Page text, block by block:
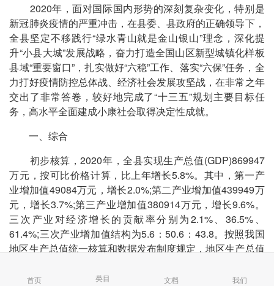
2020年，面对国际国内形势的深刻复杂变化，特别是
新冠肺炎疫情的严重冲击，在县委、县政府的正确领导下，
全县坚定不移践行“绿水青山就是金山银山”理念，深化提
升“小县大城”发展战略，奋力打造全国山区新型城镇化样板
县域“重要窗口”，扎实做好“六稳”工作、落实“六保”任务，全
力打好疫情防控总体战、经济社会发展攻坚战，在非常之年
交出了非常答卷，较好地完成了“十三五”规划主要目标任
务，高水平全面建成小康社会取得决定性成就。
一、综合
初步核算，2020年，全县实现生产总值(GDP)869947
万元，按可比价格计算，比上年增长5.8%。其中，第一产
业增加值49084万元，增长2.0%;第二产业增加值439949万
元，增长3.7%;第三产业增加值380914万元，增长9.6%。
三次产业对经济增长的贡献率分别为2.1%、36.5%、
61.4%;三次产业增加值结构为5.6：50.6：43.8。按照我国
地区生产总值统一核算和数据发布制度规定，地区生产总值
2019年，全县生产总值现价总量为827869万元，按可比价
首页 类目 文档 我们